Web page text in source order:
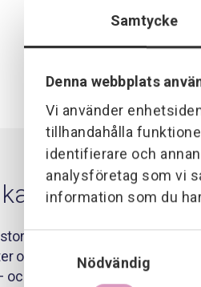
Samtycke
Denna webbplats
Vi använder
tillhandahålla
identifierare och
analysföretag som vi
information som du
Samtyckesval
Nödvändig
väntar
har du goda möjligheter
och stationeringsort i takt
och vi ser till att bygga på dina